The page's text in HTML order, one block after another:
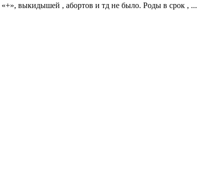
выкидышей , абортов и тд не было. Роды в срок , ...